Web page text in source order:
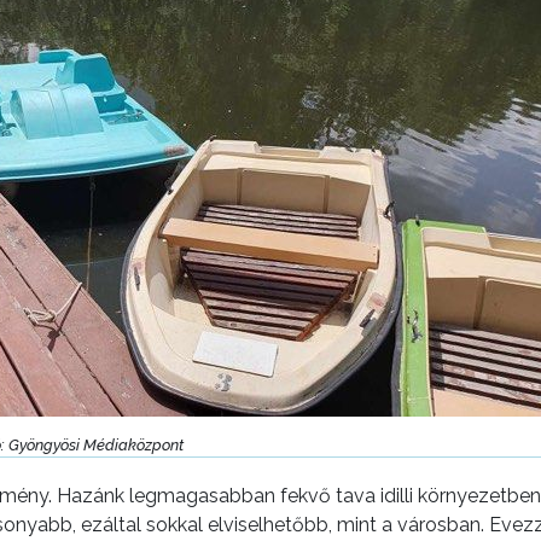
Médiaközpont
Hazánk legmagasabban fekvő tava idilli
ezáltal sokkal elviselhetőbb, mint a városban.